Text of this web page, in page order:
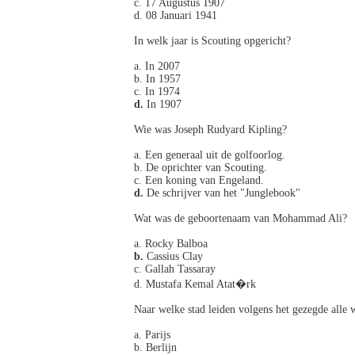
c. 17 Augustus 1907
d. 08 Januari 1941
In welk jaar is Scouting opgericht?
a. In 2007
b. In 1957
c. In 1974
d. In 1907
Wie was Joseph Rudyard Kipling?
a. Een generaal uit de golfoorlog.
b. De oprichter van Scouting.
c. Een koning van Engeland.
d. De schrijver van het "Junglebook"
Wat was de geboortenaam van Mohammad Ali?
a. Rocky Balboa
b. Cassius Clay
c. Gallah Tassaray
d. Mustafa Kemal Atat�rk
Naar welke stad leiden volgens het gezegde alle
a. Parijs
b. Berlijn